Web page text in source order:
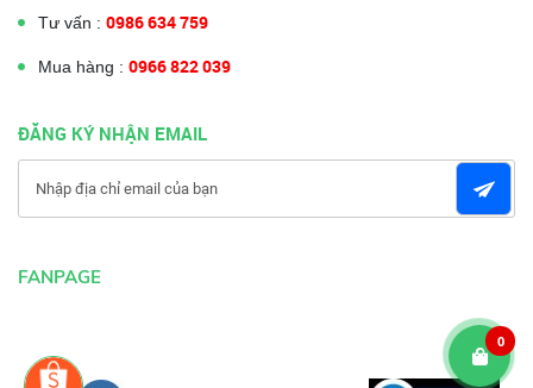
Tư vấn : 0986 634 759
Mua hàng : 0966 822 039
ĐĂNG KÝ NHẬN EMAIL
FANPAGE
0